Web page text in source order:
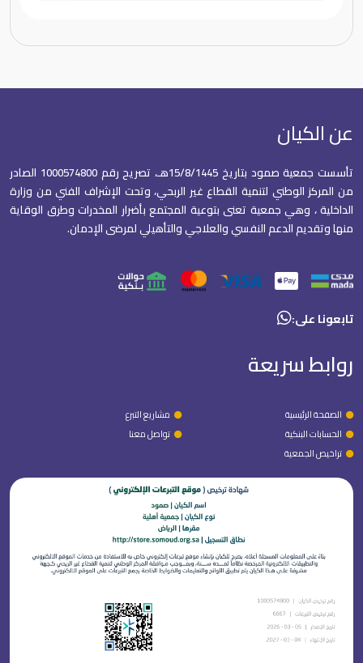
عن الكيان
تأسست جمعية صمود بتاريخ 15/8/1445هـ، تصريح رقم 1000574800 الصادر
من المركز الوطني لتنمية القطاع غير الربحي، وتحت الإشراف الفني من وزارة
الداخلية ، وهي جمعية تعنى بتوعية المجتمع بأضرار المخدرات وطرق الوقاية
منها وتقديم الدعم النفسي والعلاجي والتأهيلي لمرضى الإدمان.
تابعونا على:
روابط سريعة
الصفحة الرئيسية
مشاريع التبرع
الحسابات البنكية
تواصل معنا
تراخيص الجمعية